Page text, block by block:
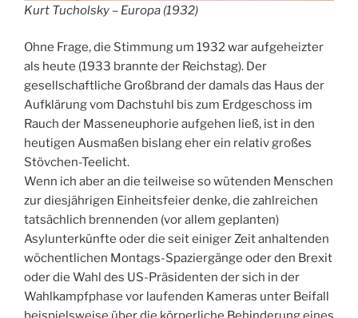
Kurt Tucholsky – Europa (1932)
Ohne Frage, die Stimmung um 1932 war aufgeheizter
als heute (1933 brannte der Reichstag). Der
gesellschaftliche Großbrand der damals das Haus der
Aufklärung vom Dachstuhl bis zum Erdgeschoss im
Rauch der Masseneuphorie aufgehen ließ, ist in den
heutigen Ausmaßen bislang eher ein relativ großes
Stövchen-Teelicht.
Wenn ich aber an die teilweise so wütenden Menschen
zur diesjährigen Einheitsfeier denke, die zahlreichen
tatsächlich brennenden (vor allem geplanten)
Asylunterkünfte oder die seit einiger Zeit anhaltenden
wöchentlichen Montags-Spaziergänge oder den Brexit
oder die Wahl des US-Präsidenten der sich in der
Wahlkampfphase vor laufenden Kameras unter Beifall